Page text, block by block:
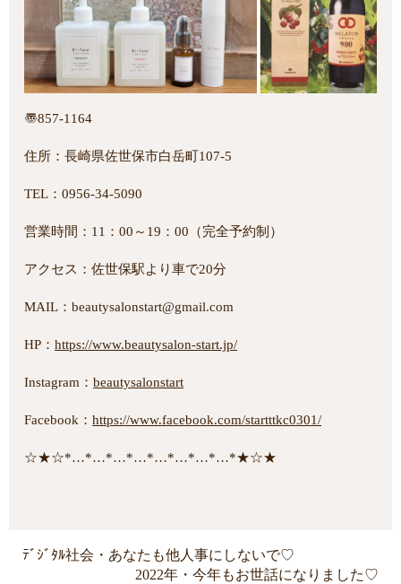
〠857-1164
住所：長崎県佐世保市白岳町107-5
TEL：0956-34-5090
営業時間：11：00～19：00（完全予約制）
アクセス：佐世保駅より車で20分
MAIL：beautysalonstart@gmail.com
HP：https://www.beautysalon-start.jp/
Instagram：beautysalonstart
Facebook：https://www.facebook.com/startttkc0301/
☆★☆*…*…*…*…*…*…*…*…*★☆★
ﾃﾞｼﾞﾀﾙ社会・あなたも他人事にしないで♡
2022年・今年もお世話になりました♡